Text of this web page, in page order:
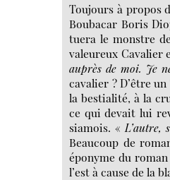
Toujours à propos
Boubacar Boris
tuera le monstre
valeureux Cavalier
auprès de moi. Je
cavalier ? D’être
la bestialité, à la
ce qui devait lui
siamois. « L’autre,
Beaucoup de
éponyme du
l’est à cause de la